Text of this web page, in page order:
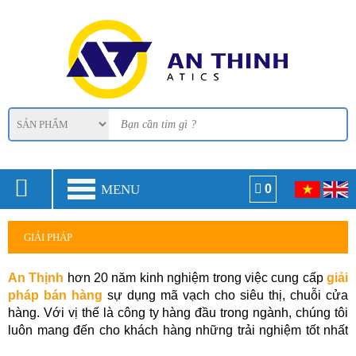
MENU 0
GIẢI PHÁP
An Thịnh hơn 20 năm kinh nghiệm trong việc cung cấpgiải
pháp bán hàng sự dụng mã vạch cho siêu thị, chuỗi cửa
hàng. Với vị thế là công ty hàng đầu trong ngành, chúng tôi
luôn mang đến cho khách hàng những trải nghiệm tốt nhất